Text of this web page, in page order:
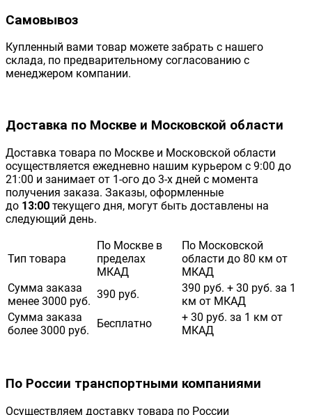
Самовывоз
Купленный вами товар можете забрать с нашего
склада, по предварительному согласованию с
менеджером компании.
Доставка по Москве и Московской области
Доставка товара по Москве и Московской области
осуществляется ежедневно нашим курьером с 9:00 до
21:00 и занимает от 1-ого до 3-х дней с момента
получения заказа. Заказы, оформленные
до 13:00 текущего дня, могут быть доставлены на
следующий день.
Тип товара
По Москве в
пределах
МКАД
По Московской
области до 80 км от
МКАД
Сумма заказа
менее 3000 руб.
390 руб.
390 руб. + 30 руб. за 1
км от МКАД
Сумма заказа
более 3000 руб.
Бесплатно
+ 30 руб. за 1 км от
МКАД
По России транспортными компаниями
Осуществляем доставку товара по России